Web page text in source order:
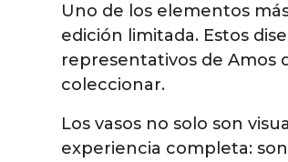
Uno de los elementos
edición limitada. Estos
representativos de Amos
coleccionar.
Los vasos no solo son
experiencia completa: